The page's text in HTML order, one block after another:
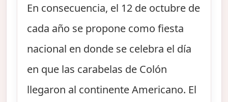
En consecuencia, el 12 de octubre de
cada año se propone como fiesta
nacional en donde se celebra el día
en que las carabelas de Colón
llegaron al continente Americano. El